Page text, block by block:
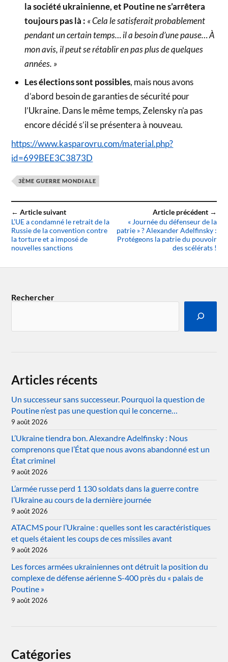
la société ukrainienne, et Poutine ne s’arrêtera
toujours pas là : « Cela le satisferait probablement
pendant un certain temps… il a besoin d’une pause… À
mon avis, il peut se rétablir en pas plus de quelques
années. »
Les élections sont possibles, mais nous avons
d’abord besoin de garanties de sécurité pour
l’Ukraine. Dans le même temps, Zelensky n’a pas
encore décidé s’il se présentera à nouveau.
https://www.kasparovru.com/material.php?
id=699BEE3C3873D
3ÈME GUERRE MONDIALE
← Article suivant
L’UE a condamné le retrait de la
Russie de la convention contre
la torture et a imposé de
nouvelles sanctions
Article précédent →
« Journée du défenseur de la
patrie » ? Alexander Adelfinsky :
Protégeons la patrie du pouvoir
des scélérats !
Rechercher
Articles récents
Un successeur sans successeur. Pourquoi la question de
Poutine n’est pas une question qui le concerne…
9 août 2026
L’Ukraine tiendra bon. Alexandre Adelfinsky : Nous
comprenons que l’État que nous avons abandonné est un
État criminel
9 août 2026
L’armée russe perd 1 130 soldats dans la guerre contre
l’Ukraine au cours de la dernière journée
9 août 2026
ATACMS pour l’Ukraine : quelles sont les caractéristiques
et quels étaient les coups de ces missiles avant
9 août 2026
Les forces armées ukrainiennes ont détruit la position du
complexe de défense aérienne S-400 près du « palais de
Poutine »
9 août 2026
Catégories